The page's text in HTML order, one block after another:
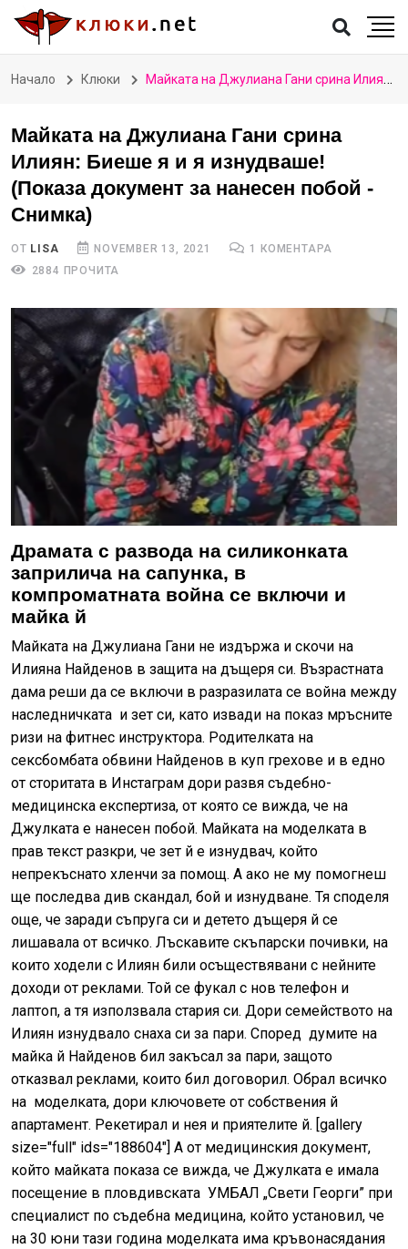
Начало Клюки Майката на Джулиана Гани срина Илиян: Биеше я и я изнудваше! (Показа документ за нанесен побой - Снимка)
Майката на Джулиана Гани срина
Илиян: Биеше я и я изнудваше!
(Показа документ за нанесен побой -
Снимка)
ОТ LISA NOVEMBER 13, 2021
1 КОМЕНТАРА
2884 ПРОЧИТА
Драмата с развода на силиконката
заприлича на сапунка, в
компроматната война се включи и
майка й
Майката на Джулиана Гани не издържа и скочи на
Илияна Найденов в защита на дъщеря си. Възрастната
дама реши да се включи в разразилата се война между
наследничката и зет си, като извади на показ мръсните
ризи на фитнес инструктора. Родителката на
сексбомбата обвини Найденов в куп грехове и в едно
от сторитата в Инстаграм дори развя съдебно-
медицинска експертиза, от която се вижда, че на
Джулката е нанесен побой. Майката на моделката в
прав текст разкри, че зет й е изнудвач, който
непрекъснато хленчи за помощ. А ако не му помогнеш
ще последва див скандал, бой и изнудване. Тя споделя
още, че заради съпруга си и детето дъщеря й се
лишавала от всичко. Лъскавите скъпарски почивки, на
които ходели с Илиян били осъществявани с нейните
доходи от реклами. Той се фукал с нов телефон и
лаптоп, а тя използвала стария си. Дори семейството на
Илиян изнудвало снаха си за пари. Според думите на
майка й Найденов бил закъсал за пари, защото
отказвал реклами, които бил договорил. Обрал всичко
на моделката, дори ключовете от собствения й
апартамент. Рекетирал и нея и приятелите й. [gallery
size="full" ids="188604"] А от медицинския документ,
който майката показа се вижда, че Джулката е имала
посещение в пловдивската УМБАЛ „Свети Георги” при
специалист по съдебна медицина, който установил, че
на 30 юни тази година моделката има кръвонасядания